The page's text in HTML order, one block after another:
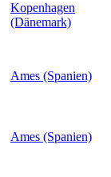
Kopenhagen
(Dänemark)
Ames (Spanien)
Ames (Spanien)